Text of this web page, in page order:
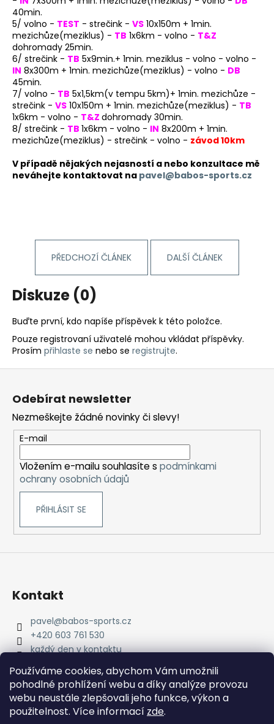
Používáme cookies, abychom Vám umožnili
pohodlné prohlížení webu a díky analýze provozu
webu neustále zlepšovali jeho funkce, výkon a
použitelnost. Více informací zde.
40min.
5/ volno - TEST - strečink - VS 10x150m + 1min.
mezichůze(meziklus) - TB 1x6km - volno - T&Z
dohromady 25min.
6/ strečink - TB 5x9min.+ 1min. meziklus - volno - volno -
IN 8x300m + 1min. mezichůze(meziklus) - volno - DB
45min.
7/ volno - TB 5x1,5km(v tempu 5km)+ 1min. mezichůze -
strečink - VS 10x150m + 1min. mezichůze(meziklus) - TB
1x6km - volno - T&Z dohromady 30min.
8/ strečink - TB 1x6km - volno - IN 8x200m + 1min.
mezichůze(meziklus) - strečink - volno - závod 10km
V případě nějakých nejasností a nebo konzultace mě
neváhejte kontaktovat na pavel@babos-sports.cz
PŘEDCHOZÍ ČLÁNEK DALŠÍ ČLÁNEK
Diskuze (0)
Buďte první, kdo napíše příspěvek k této položce.
Pouze registrovaní uživatelé mohou vkládat příspěvky.
Prosím přihlaste se nebo se registrujte.
Z
Odebírat newsletter
Nezmeškejte žádné novinky či slevy!
E-mail
Vložením e-mailu souhlasíte s podmínkami
ochrany osobních údajů
PŘIHLÁSIT SE
Kontakt
pavel@babos-sports.cz
+420 603 761 530
každý den v kontaktu